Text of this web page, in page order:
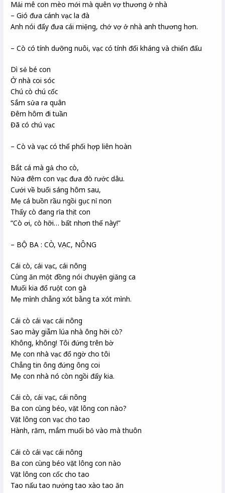
Mải mê con mèo mới mà quên vợ thương ở nhà
– Gió đưa cánh vạc la đà
Anh nói đẩy đưa cái miệng, chớ vợ ở nhà anh thương hơn.
– Cò có tính dưỡng nuôi, vạc có tính đối kháng và chiến đấu
Dì sẻ bé con
Ở nhà coi sóc
Chú cò chú cốc
Sắm sửa ra quân
Đêm hôm đi tuần
Đã có chú vạc
– Cò và vạc có thể phối hợp liên hoàn
Bắt cá mà gả cho cò,
Nửa đêm con vạc đưa đò rước dâu.
Cưới về buổi sáng hôm sau,
Mẹ cá buồn rầu ngồi gục nỉ non
Thấy cò đang rỉa thịt con
“Cò ơi, cò hỡi… bất nhơn thế này!”
– BỘ BA : CÒ, VẠC, NÔNG
Cái cò, cái vạc, cái nông
Cùng ăn một đồng nói chuyện giăng ca
Muối kia đổ ruột con gà
Mẹ mình chẳng xót bằng ta xót mình.
Cái cò cái vạc cái nông
Sao mày giẫm lúa nhà ông hỡi cò?
Không, không! Tôi đứng trên bờ
Mẹ con nhà vạc đổ ngờ cho tôi
Chẳng tin ông đứng ông coi
Mẹ con nhà nó còn ngồi đấy kia.
Cái cò, cái vạc, cái nông
Ba con cùng béo, vặt lông con nào?
Vặt lông con vạc cho tao
Hành, răm, mắm muối bỏ vào mà thuôn
Cái cò cái vạc cái nông
Ba con cùng béo vặt lông con nào
Vặt lông con cốc cho tao
Tao nấu tao nướng tao xào tao ăn